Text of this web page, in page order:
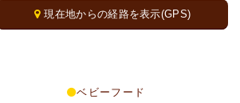
現在地からの経路を表示(GPS)
ベビーフード